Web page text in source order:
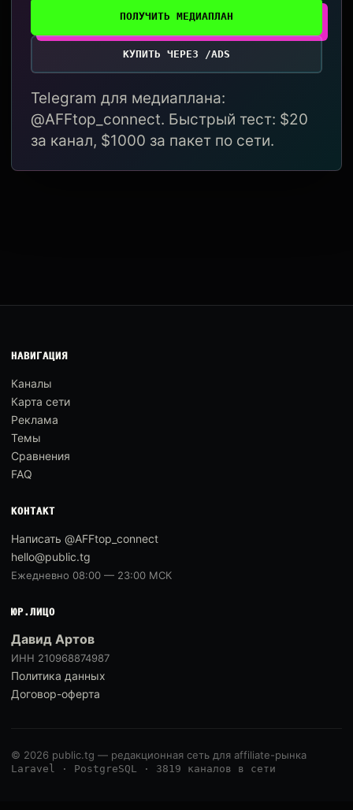
ПОЛУЧИТЬ МЕДИАПЛАН
КУПИТЬ ЧЕРЕЗ /ADS
Telegram для медиаплана:
@AFFtop_connect. Быстрый тест: $20
за канал, $1000 за пакет по сети.
НАВИГАЦИЯ
Каналы
Карта сети
Реклама
Темы
Сравнения
FAQ
КОНТАКТ
Написать @AFFtop_connect
hello@public.tg
Ежедневно 08:00 — 23:00 МСК
ЮР.ЛИЦО
Давид Артов
ИНН 210968874987
Политика данных
Договор-оферта
© 2026 public.tg — редакционная сеть для affiliate-рынка
Laravel · PostgreSQL · 3819 каналов в сети